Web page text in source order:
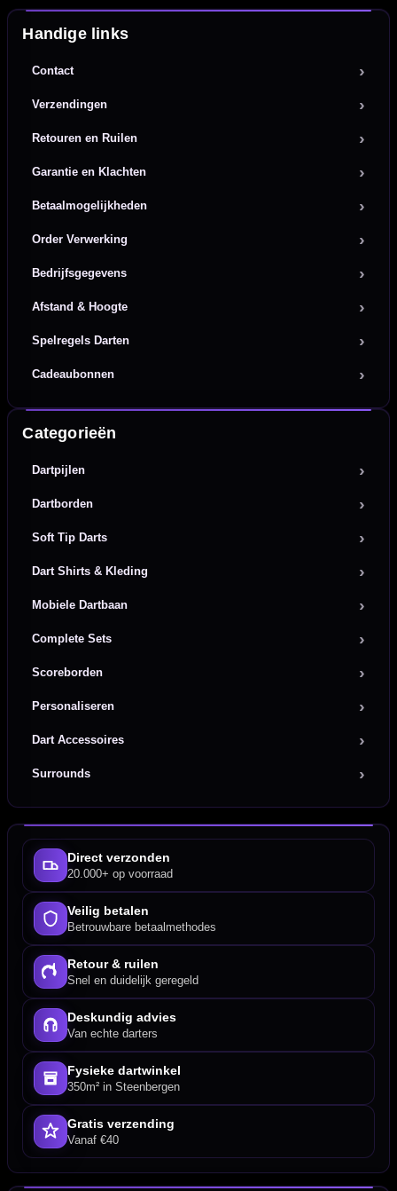
Handige links
Contact
Verzendingen
Retouren en Ruilen
Garantie en Klachten
Betaalmogelijkheden
Order Verwerking
Bedrijfsgegevens
Afstand & Hoogte
Spelregels Darten
Cadeaubonnen
Categorieën
Dartpijlen
Dartborden
Soft Tip Darts
Dart Shirts & Kleding
Mobiele Dartbaan
Complete Sets
Scoreborden
Personaliseren
Dart Accessoires
Surrounds
Direct verzonden
20.000+ op voorraad
Veilig betalen
Betrouwbare betaalmethodes
Retour & ruilen
Snel en duidelijk geregeld
Deskundig advies
Van echte darters
Fysieke dartwinkel
350m² in Steenbergen
Gratis verzending
Vanaf €40